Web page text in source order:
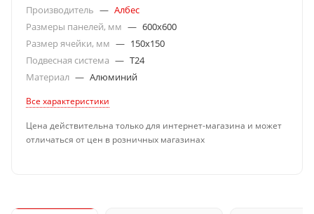
Производитель — Албес
Размеры панелей, мм — 600x600
Размер ячейки, мм — 150x150
Подвесная система — T24
Материал — Алюминий
Все характеристики
Цена действительна только для интернет-магазина и может
отличаться от цен в розничных магазинах